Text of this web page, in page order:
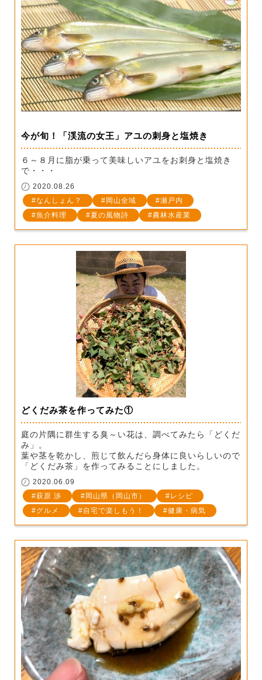
今が旬！「渓流の女王」アユの刺身と塩焼き
６～８月に脂が乗って美味しいアユをお刺身と塩焼き
で・・・
2020.08.26
なんしょん？
岡山全域
瀬戸内
魚介料理
夏の風物詩 農林水産業
どくだみ茶を作ってみた①
庭の片隅に群生する臭～い花は、調べてみたら「どくだ
み」。
葉や茎を乾かし、煎じて飲んだら身体に良いらしいので
「どくだみ茶」を作ってみることにしました。
2020.06.09
萩原 渉
岡山県（岡山市）
レシピ
グルメ
自宅で楽しもう！ 健康・病気